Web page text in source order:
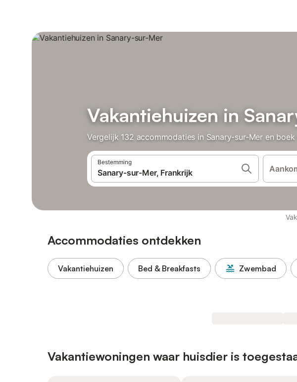
Vakantiehuizen in
Vergelijk 132 accommodaties in Sanary-sur-Mer en
Bestemming
Accommodaties ontdekken
Vakantiehuizen Bed & Breakfasts Zwembad
Vakantiewoningen waar huisdier is